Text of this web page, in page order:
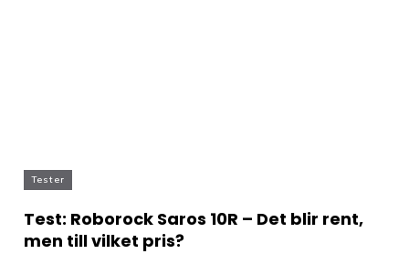
Tester
Test: Roborock Saros 10R – Det blir rent,
men till vilket pris?